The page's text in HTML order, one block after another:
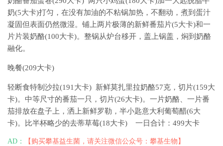
奶(5大卡)打匀，在没有加油的不粘锅加热，不翻动，煮到蛋汁
凝固但表面仍然微湿。铺上两片极薄的新鲜番茄片(5大卡)和一
片片装奶酪(100大卡)。整锅从炉台移开，盖上锅盖，焖到奶酪
融化。
晚餐(209大卡)
轻断食特制沙拉(191大卡) 新鲜莫扎里拉奶酪57克，切片(159大
卡)。中等尺寸的番茄一只，切片(26大卡)。一片奶酪、一片番
茄排放在盘子上，洒上新鲜罗勒，半小匙意大利葡萄醋(6大
卡)。比半杯略少的去蒂草莓(18大卡) 一日合计：499大卡
AD： 【购买攀基益生菌，请关注微信公众号：攀基生物】